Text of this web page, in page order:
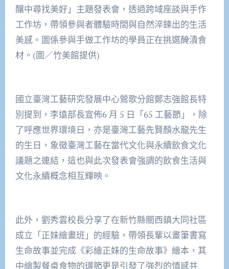
釀中尋找美好」主題發表會，透過跨域座談與手作
工作坊，帶領參與者體驗時間與自然淬鍊出的生活
美感。圖係參與手做工作坊的學員正在挑選醃漬食
材。(圖／竹美館提供)
國立臺灣工藝研究發展中心鶯歌分館鄭志強館長特
別提到，李遠部長宣佈6 月 5 日「65 工藝節」，除
了呼應世界環境日，亦是臺灣工藝先賢顏水龍先生
的生日，象徵臺灣工藝在當代文化與永續飲食文化
議題之連結，這也與此次發表會強調的飲食生活與
文化永續概念相互輝映。
此外，劉秀雲校長分享了在新竹縣關西鎮大同社區
成立「正妹繪畫班」的經驗，帶領長輩以畫筆書寫
生命故事並完成《彩繪正妹的生命故事》繪本，其
中繪製餐桌食物的環節更是引發了強烈的情感共